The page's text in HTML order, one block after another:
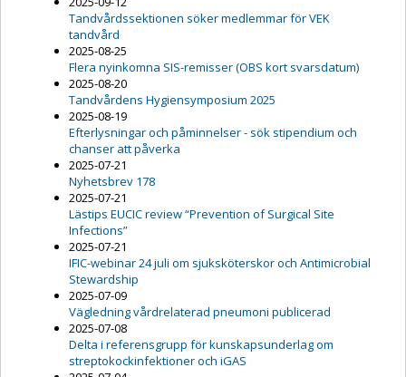
Tandvårdssektionen söker medlemmar för VEK
tandvård
2025-08-25
Flera nyinkomna SIS-remisser (OBS kort svarsdatum)
2025-08-20
Tandvårdens Hygiensymposium 2025
2025-08-19
Efterlysningar och påminnelser - sök stipendium och
chanser att påverka
2025-07-21
Nyhetsbrev 178
2025-07-21
Lästips EUCIC review “Prevention of Surgical Site
Infections”
2025-07-21
IFIC-webinar 24 juli om sjuksköterskor och Antimicrobial
Stewardship
2025-07-09
Vägledning vårdrelaterad pneumoni publicerad
2025-07-08
Delta i referensgrupp för kunskapsunderlag om
streptokockinfektioner och iGAS